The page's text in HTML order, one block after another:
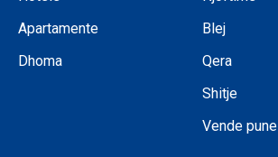
Apartamente
Dhoma
Blej
Qera
Shitje
Vende pune